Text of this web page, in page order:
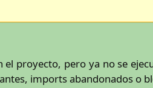
proyecto, pero ya no se
imports abandonados o